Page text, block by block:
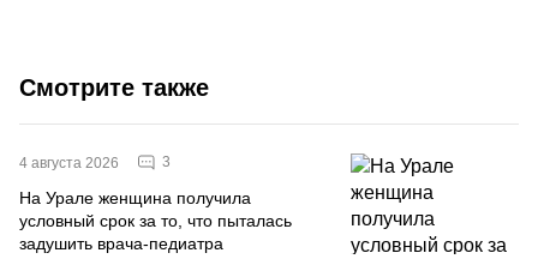
Смотрите также
4 августа 2026 3
На Урале женщина получила
условный срок за то, что пыталась
задушить врача-педиатра